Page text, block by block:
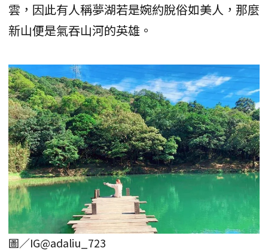
雲，因此有人稱夢湖若是婉約脫俗如美人，那麼
新山便是氣吞山河的英雄。
圖／IG@adaliu_723